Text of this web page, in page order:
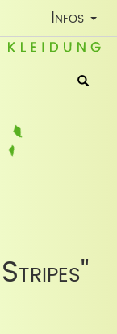
Toggle
Infos